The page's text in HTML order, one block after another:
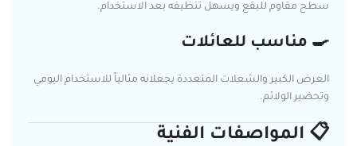
سطح مقاوم للبقع ويسهل تنظيفه بعد الاستخدام.
🍳 مناسب للعائلات
العرض الكبير والشعلات المتعددة يجعلانه مثالياً للاستخدام اليومي
وتحضير الولائم.
📋 المواصفات الفنية